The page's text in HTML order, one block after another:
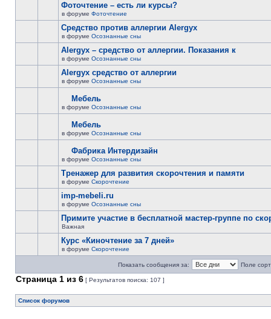
Фоточтение – есть ли курсы?
в форуме Фоточтение
Cредство против аллергии Alergyx
в форуме Осознанные сны
Alergyx – средство от аллергии. Показания к
в форуме Осознанные сны
Alergyx средство от аллергии
в форуме Осознанные сны
Мебель
в форуме Осознанные сны
Мебель
в форуме Осознанные сны
Фабрика Интердизайн
в форуме Осознанные сны
Тренажер для развития скорочтения и памяти
в форуме Скорочтение
imp-mebeli.ru
в форуме Осознанные сны
Примите участие в бесплатной мастер-группе по
Важная
Курс «Киночтение за 7 дней»
в форуме Скорочтение
Показать сообщения за: Поле
Страница 1 из 6 [ Результатов поиска: 107 ]
Список форумов